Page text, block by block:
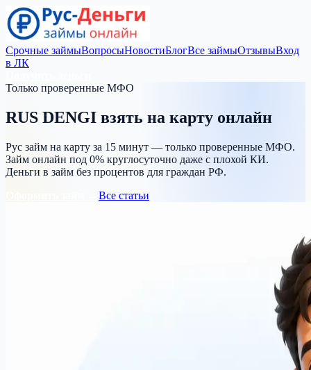
Срочные займыВопросыНовостиБлогВсе займыОтзывыВход
в ЛК
Только проверенные МФО
RUS DENGI взять на карту онлайн
Рус займ на карту за 15 минут — только проверенные МФО.
Займ онлайн под 0% круглосуточно даже с плохой КИ.
Деньги в займ без процентов для граждан РФ.
Все статьи